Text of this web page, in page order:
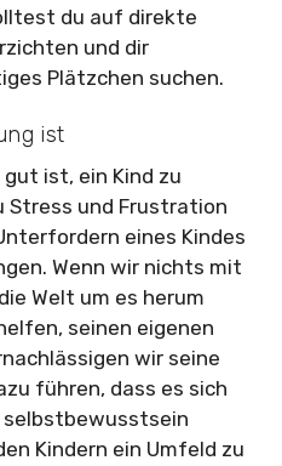
du auf direkte
und dir
Plätzchen suchen.
ist
ist, ein Kind zu
Stress und Frustration
eines Kindes
Wenn wir nichts mit
Welt um es herum
seinen eigenen
wir seine
führen, dass es sich
Kindern ein Umfeld zu